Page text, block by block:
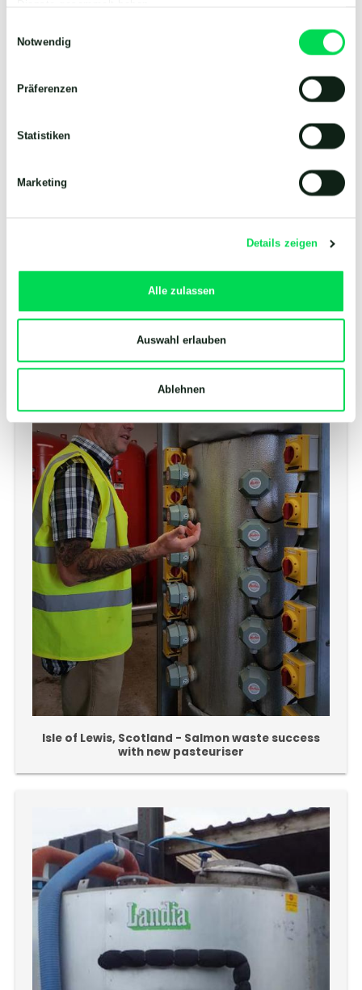
Notwendig
Präferenzen
Statistiken
Marketing
Details zeigen
Alle zulassen
Auswahl erlauben
Ablehnen
Isle of Lewis, Scotland - Salmon waste success
with new pasteuriser